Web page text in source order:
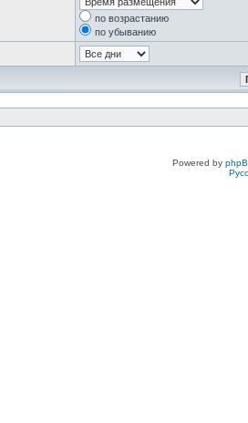
по возрастанию
по убыванию
Powered by